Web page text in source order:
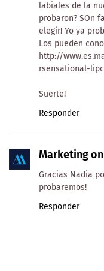
labiales de la
probaron? SOn
elegir! Yo ya
Los pueden
http://
rsensational-
Suerte!
Responder
Marketing
Gracias Nadia
probaremos!
Responder